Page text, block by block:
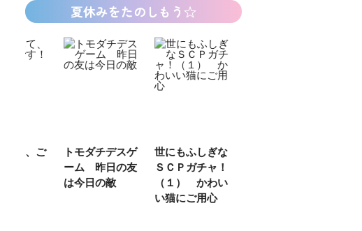
夏休みをたのしもう☆
トモダチデスゲ
ーム 昨日の友
世にもふしぎな
ＳＣＰガチャ！
（１） かわい
い猫にご用心
カラフルピーチ
はちゃめちゃ事
件簿